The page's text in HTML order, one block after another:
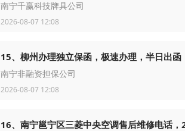
南宁千赢科技牌具公司
2026-08-07 12:08
15、柳州办理独立保函，极速办理，半日出函
南宁非融资担保公司
2026-08-07 12:08
16、南宁邕宁区三菱中央空调售后维修电话，